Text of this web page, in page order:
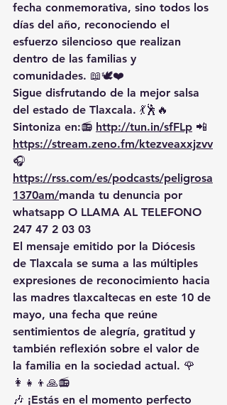
fecha conmemorativa, sino todos los
días del año, reconociendo el
esfuerzo silencioso que realizan
dentro de las familias y
comunidades. 📖🕊️❤️
Sigue disfrutando de la mejor salsa
del estado de Tlaxcala. 💃🕺🔥
Sintoniza en:📻 http://tun.in/sfFLp 📲
https://stream.zeno.fm/ktezveaxxjzvv
🎧
https://rss.com/es/podcasts/peligrosa
1370am/manda tu denuncia por
whatsapp O LLAMA AL TELEFONO
247 47 2 03 03
El mensaje emitido por la Diócesis
de Tlaxcala se suma a las múltiples
expresiones de reconocimiento hacia
las madres tlaxcaltecas en este 10 de
mayo, una fecha que reúne
sentimientos de alegría, gratitud y
también reflexión sobre el valor de
la familia en la sociedad actual. 🌹
👩‍👧‍👦🙏📻
🎶 ¡Estás en el momento perfecto